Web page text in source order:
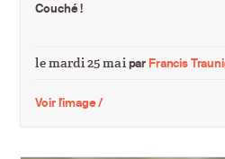
Couché !
le mardi 25 mai parFrancis
Voir l'image /